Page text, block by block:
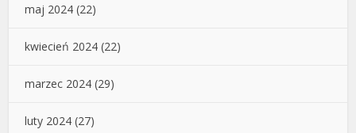
maj 2024 (22)
kwiecień 2024 (22)
marzec 2024 (29)
luty 2024 (27)